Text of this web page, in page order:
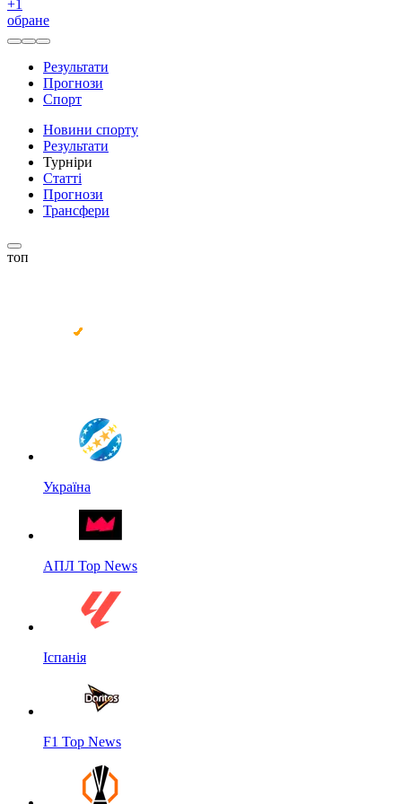
+1
обране
Результати
Прогнози
Спорт
Новини спорту
Результати
Турніри
Статті
Прогнози
Трансфери
топ
Україна
АПЛ Top News
Іспанія
F1 Top News